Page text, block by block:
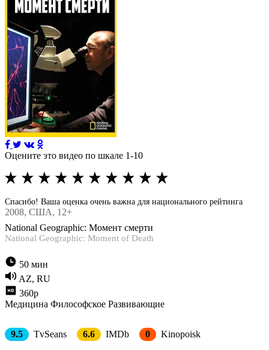
Оцените это видео по шкале 1-10
Спасибо! Ваша оценка очень важна для национального рейтинга
2008, США, 12+
National Geographic: Момент смерти
National Geographic: Moment of Death
50 мин
AZ, RU
360p
Медицина Философское Развивающие
9.5 TvSeans 6.6 IMDb 0 Kinopoisk